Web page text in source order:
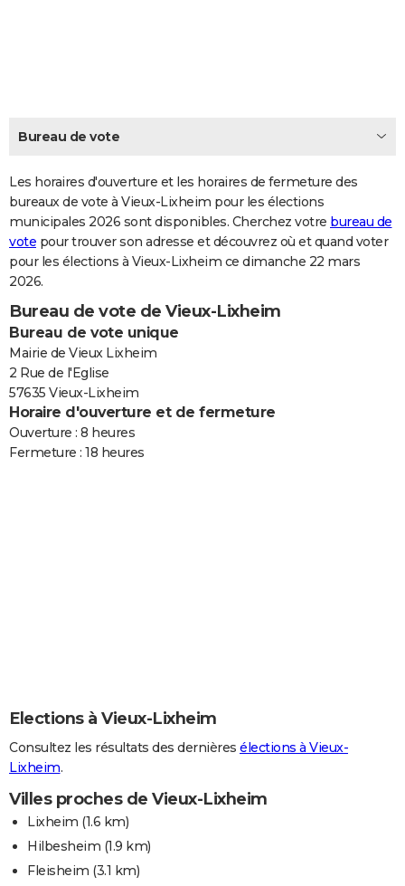
CARTE DE VOEUX
Dictionnaire
Biographies
Citations
Expressions
Proverbes
PROGRAMME TV
COPAINS D'AVANT
S'inscrire
Se connecter
Lycées
Collèges
Primaires
Universités
Entreprises
Service militaire
Avis de recherche
AVIS DE DÉCÈS
FORUM
Bricolage
Lifestyle
Culture
Sport
Auto
Television
Voyage
Cinema
Bureau de vote
Les horaires d'ouverture et les horaires de fermeture des
bureaux de vote à Vieux-Lixheim pour les élections
municipales 2026 sont disponibles. Cherchez votre bureau de
vote pour trouver son adresse et découvrez où et quand voter
pour les élections à Vieux-Lixheim ce dimanche 22 mars
2026.
Bureau de vote de Vieux-Lixheim
Bureau de vote unique
Mairie de Vieux Lixheim
2 Rue de l'Eglise
57635 Vieux-Lixheim
Horaire d'ouverture et de fermeture
Ouverture : 8 heures
Fermeture : 18 heures
Elections à Vieux-Lixheim
Consultez les résultats des dernières élections à Vieux-
Lixheim.
Villes proches de Vieux-Lixheim
Lixheim (1.6 km)
Hilbesheim (1.9 km)
Fleisheim (3.1 km)